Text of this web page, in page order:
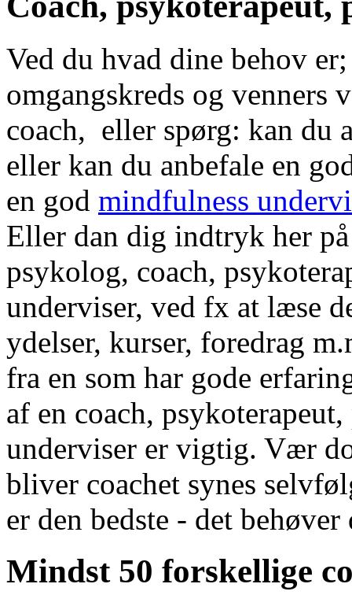
Ved du hvad dine behov
omgangskreds og venners
coach, eller spørg: kan du
eller kan du anbefale en
en god mindfulness
Eller dan dig indtryk her
psykolog, coach,
underviser, ved fx at læse
ydelser, kurser, foredrag
fra en som har gode
af en coach,
underviser er vigtig. Vær
bliver coachet synes
er den bedste - det
Mindst 50 forskellige